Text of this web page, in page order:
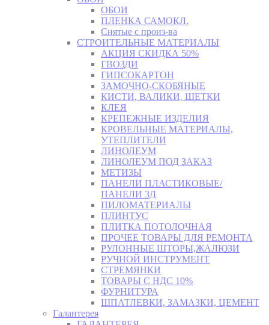
ОБОИ
ПЛЕНКА САМОКЛ.
Снятые с произ-ва
СТРОИТЕЛЬНЫЕ МАТЕРИАЛЫ
АКЦИЯ СКИДКА 50%
ГВОЗДИ
ГИПСОКАРТОН
ЗАМОЧНО-СКОБЯНЫЕ
КИСТИ, ВАЛИКИ, ЩЕТКИ
КЛЕЯ
КРЕПЕЖНЫЕ ИЗДЕЛИЯ
КРОВЕЛЬНЫЕ МАТЕРИАЛЫ,
УТЕПЛИТЕЛИ
ЛИНОЛЕУМ
ЛИНОЛЕУМ ПОД ЗАКАЗ
МЕТИЗЫ
ПАНЕЛИ ПЛАСТИКОВЫЕ/
ПАНЕЛИ 3Д
ПИЛОМАТЕРИАЛЫ
ПЛИНТУС
ПЛИТКА ПОТОЛОЧНАЯ
ПРОЧЕЕ ТОВАРЫ ДЛЯ РЕМОНТА
РУЛОННЫЕ ШТОРЫ,ЖАЛЮЗИ
РУЧНОЙ ИНСТРУМЕНТ
СТРЕМЯНКИ
ТОВАРЫ С НДС 10%
ФУРНИТУРА
ШПАТЛЕВКИ, ЗАМАЗКИ, ЦЕМЕНТ
Галантерея